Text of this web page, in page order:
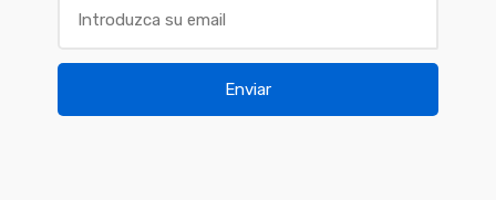
Enviar